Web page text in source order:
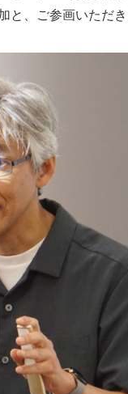
と、ご参画いただき